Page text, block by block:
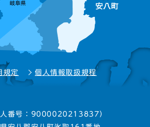
規定 個人情報取扱規程
人番号：9000020213837）